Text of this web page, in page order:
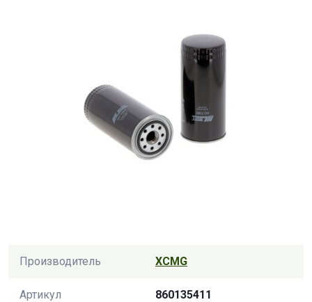
Производитель XCMG
Артикул 860135411